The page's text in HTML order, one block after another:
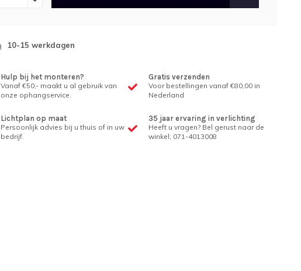
10-15 werkdagen
Hulp bij het monteren?
Vanaf €50,- maakt u al gebruik van
onze ophangservice.
Gratis verzenden
Voor bestellingen vanaf €80,00 in
Nederland
Lichtplan op maat
Persoonlijk advies bij u thuis of in uw
bedrijf.
35 jaar ervaring in verlichting
Heeft u vragen? Bel gerust naar de
winkel; 071-4013008